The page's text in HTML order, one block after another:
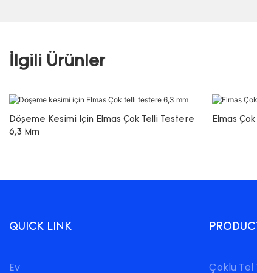
İlgili Ürünler
Döşeme Kesimi Için Elmas Çok Telli Testere
6,3 Mm
Elmas
QUICK LINK
Ev Çoklu